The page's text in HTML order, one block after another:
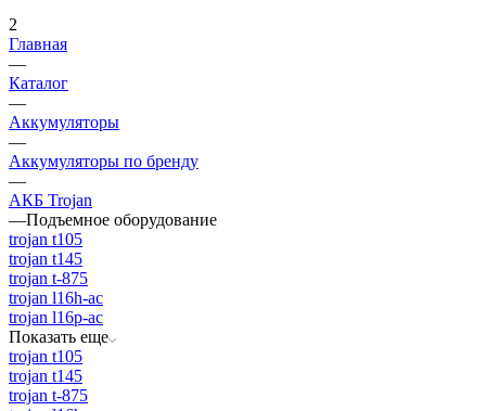
2
Главная
—
Каталог
—
Аккумуляторы
—
Аккумуляторы по бренду
—
АКБ Trojan
—Подъемное оборудование
trojan t105
trojan t145
trojan t-875
trojan l16h-ac
trojan l16p-ac
Показать еще
trojan t105
trojan t145
trojan t-875